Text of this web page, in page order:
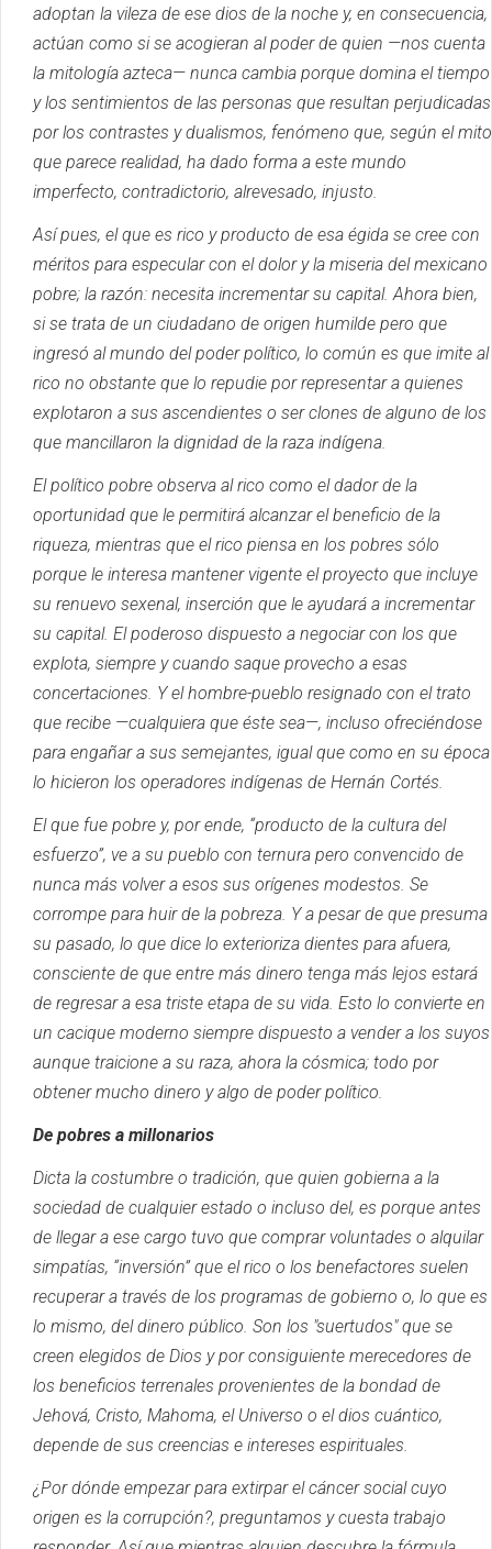
adoptan la vileza de ese dios de la noche y, en consecuencia,
actúan como si se acogieran al poder de quien —nos cuenta
la mitología azteca— nunca cambia porque domina el tiempo
y los sentimientos de las personas que resultan perjudicadas
por los contrastes y dualismos, fenómeno que, según el mito
que parece realidad, ha dado forma a este mundo
imperfecto, contradictorio, alrevesado, injusto.
Así pues, el que es rico y producto de esa égida se cree con
méritos para especular con el dolor y la miseria del mexicano
pobre; la razón: necesita incrementar su capital. Ahora bien,
si se trata de un ciudadano de origen humilde pero que
ingresó al mundo del poder político, lo común es que imite al
rico no obstante que lo repudie por representar a quienes
explotaron a sus ascendientes o ser clones de alguno de los
que mancillaron la dignidad de la raza indígena.
El político pobre observa al rico como el dador de la
oportunidad que le permitirá alcanzar el beneficio de la
riqueza, mientras que el rico piensa en los pobres sólo
porque le interesa mantener vigente el proyecto que incluye
su renuevo sexenal, inserción que le ayudará a incrementar
su capital. El poderoso dispuesto a negociar con los que
explota, siempre y cuando saque provecho a esas
concertaciones. Y el hombre-pueblo resignado con el trato
que recibe —cualquiera que éste sea—, incluso ofreciéndose
para engañar a sus semejantes, igual que como en su época
lo hicieron los operadores indígenas de Hernán Cortés.
El que fue pobre y, por ende, “producto de la cultura del
esfuerzo”, ve a su pueblo con ternura pero convencido de
nunca más volver a esos sus orígenes modestos. Se
corrompe para huir de la pobreza. Y a pesar de que presuma
su pasado, lo que dice lo exterioriza dientes para afuera,
consciente de que entre más dinero tenga más lejos estará
de regresar a esa triste etapa de su vida. Esto lo convierte en
un cacique moderno siempre dispuesto a vender a los suyos
aunque traicione a su raza, ahora la cósmica; todo por
obtener mucho dinero y algo de poder político.
De pobres a millonarios
Dicta la costumbre o tradición, que quien gobierna a la
sociedad de cualquier estado o incluso del, es porque antes
de llegar a ese cargo tuvo que comprar voluntades o alquilar
simpatías, “inversión” que el rico o los benefactores suelen
recuperar a través de los programas de gobierno o, lo que es
lo mismo, del dinero público. Son los "suertudos" que se
creen elegidos de Dios y por consiguiente merecedores de
los beneficios terrenales provenientes de la bondad de
Jehová, Cristo, Mahoma, el Universo o el dios cuántico,
depende de sus creencias e intereses espirituales.
¿Por dónde empezar para extirpar el cáncer social cuyo
origen es la corrupción?, preguntamos y cuesta trabajo